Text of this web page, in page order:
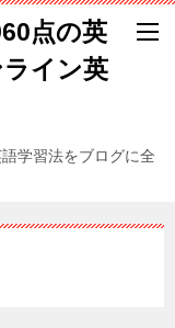
点の英
イン英
学習法をブログに全